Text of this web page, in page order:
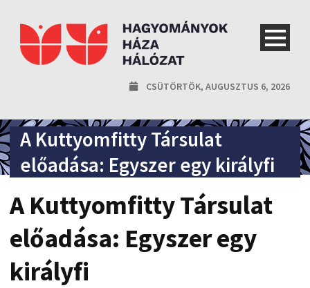
CSÜTÖRTÖK, AUGUSZTUS 6, 2026
A Kuttyomfitty Társulat
előadása: Egyszer egy királyfi
A Kuttyomfitty Társulat
előadása: Egyszer egy
királyfi